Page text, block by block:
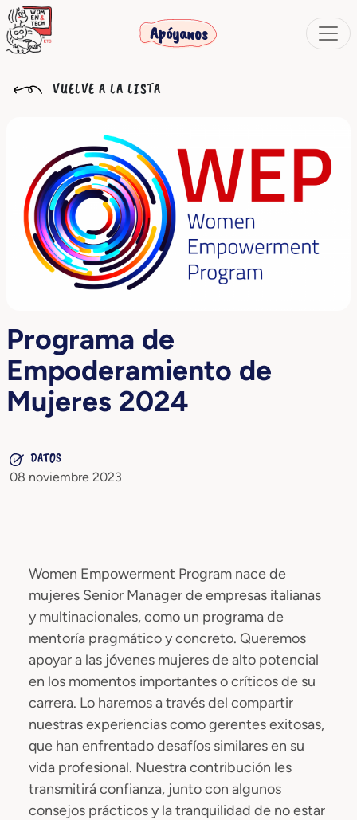
Apóyanos
VUELVE A LA LISTA
Programa de
Empoderamiento de
Mujeres 2024
DATOS
08 noviembre 2023
Women Empowerment Program nace de
mujeres Senior Manager de empresas italianas
y multinacionales, como un programa de
mentoría pragmático y concreto. Queremos
apoyar a las jóvenes mujeres de alto potencial
en los momentos importantes o críticos de su
carrera. Lo haremos a través del compartir
nuestras experiencias como gerentes exitosas,
que han enfrentado desafíos similares en su
vida profesional. Nuestra contribución les
transmitirá confianza, junto con algunos
consejos prácticos y la tranquilidad de no estar